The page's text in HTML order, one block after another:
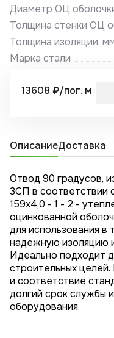
Диаметр ОЦ
Толщина стенки ОЦ
Толщина изоляции,
Марка стали
13608 ₽/пог. м
ОписаниеДоставка
Отвод 90 градусов,
3СП в соответствии
159x4,0 - 1 - 2 -
оцинкованной
для использования в
надежную изоляцию
Идеально подходит
строительных
и соответствие
долгий срок службы
оборудования.